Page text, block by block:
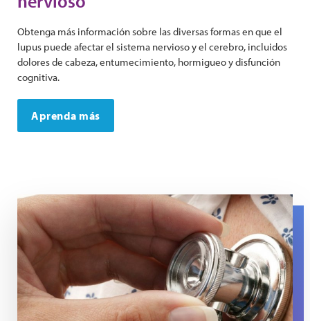
Obtenga más información sobre las diversas formas en que el
lupus puede afectar el sistema nervioso y el cerebro, incluidos
dolores de cabeza, entumecimiento, hormigueo y disfunción
cognitiva.
Aprenda más
A close up of a stethoscope on a chest